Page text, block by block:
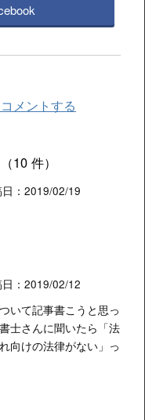
メントする
（10 件）
：2019/02/19
：2019/02/12
いて記事書こうと思っ
士さんに聞いたら「法
向けの法律がない」っ